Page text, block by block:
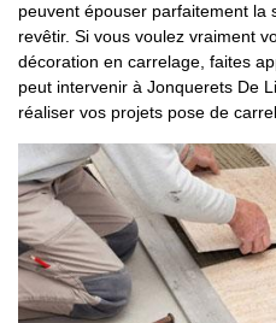
peuvent épouser parfaitement la
revêtir. Si vous voulez vraiment
décoration en carrelage, faites
peut intervenir à Jonquerets De
réaliser vos projets pose de